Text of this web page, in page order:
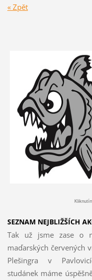
« Zpět
SEZNAM NEJBLIŽŠÍCH
Tak už jsme zase o
maďarských červených
Plešingra v
studánek máme